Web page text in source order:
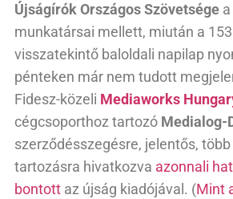
Újságírók Országos Szövetsége a
munkatársai mellett, miután a
visszatekintő baloldali napilap
pénteken már nem tudott
Fidesz-közeli Mediaworks
cégcsoporthoz tartozó Medialog-
szerződésszegésre, jelentős,
tartozásra hivatkozva azonnali
bontott az újság kiadójával. (Mint